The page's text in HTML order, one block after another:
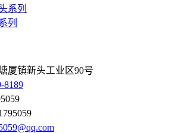
系列
列
厦镇新头工业区90号
8189